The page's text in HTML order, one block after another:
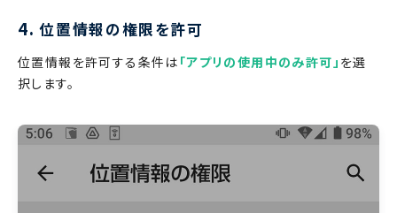
4. 位置情報の権限を許可
位置情報を許可する条件は 「アプリの使用中のみ許可」 を選
択します。